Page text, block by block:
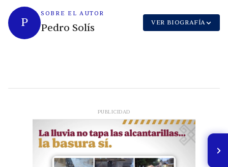
P
SOBRE EL AUTOR
Pedro Solís VER BIOGRAFÍA
PUBLICIDAD